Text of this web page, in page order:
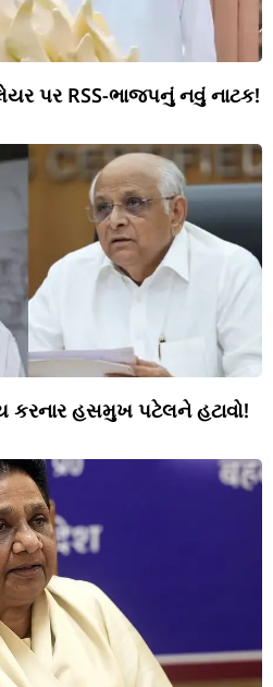
પર RSS-ભાજપનું નવું નાટક!
કરનાર હસમુખ પટેલને હટાવો!